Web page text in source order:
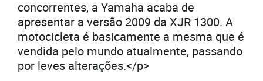
concorrentes, a Yamaha acaba de
apresentar a versão 2009 da XJR 1300. A
motocicleta é basicamente a mesma que é
vendida pelo mundo atualmente, passando
por leves alterações.</p>